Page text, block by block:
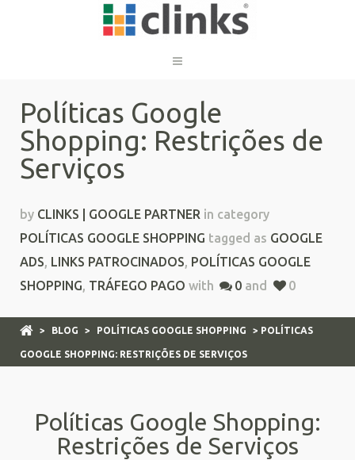
Políticas Google
Shopping: Restrições de
Serviços
by CLINKS | GOOGLE PARTNER in category
POLÍTICAS GOOGLE SHOPPING tagged as GOOGLE
ADS, LINKS PATROCINADOS, POLÍTICAS GOOGLE
SHOPPING, TRÁFEGO PAGO with 0 and 0
> BLOG > POLÍTICAS GOOGLE SHOPPING > POLÍTICAS
GOOGLE SHOPPING: RESTRIÇÕES DE SERVIÇOS
Políticas Google Shopping:
Restrições de Serviços